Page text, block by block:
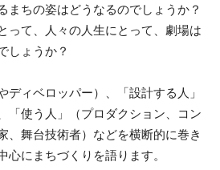
ちの姿はどうなるのでしょうか？
って、人々の人生にとって、劇場は
しょうか？
ディベロッパー）、「設計する人」
「使う人」（プロダクション、コン
、舞台技術者）などを横断的に巻き
にまちづくりを語ります。